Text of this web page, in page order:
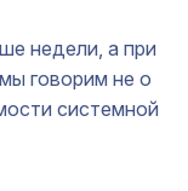
недели, а при
говорим не о
системной